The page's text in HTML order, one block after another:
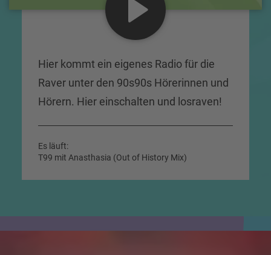
Hier kommt ein eigenes Radio für die
Raver unter den 90s90s Hörerinnen und
Hörern. Hier einschalten und losraven!
Es läuft:
T99 mit Anasthasia (Out of History Mix)